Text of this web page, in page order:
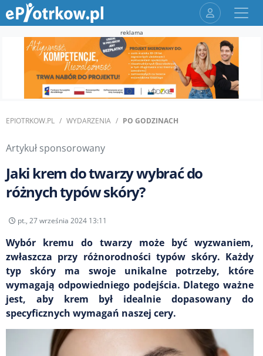
reklama
EPIOTRKOW.PL WYDARZENIA PO GODZINACH
Artykuł sponsorowany
Jaki krem do twarzy wybrać do
różnych typów skóry?
pt., 27 września 2024 13:11
Wybór kremu do twarzy może być wyzwaniem,
zwłaszcza przy różnorodności typów skóry. Każdy
typ skóry ma swoje unikalne potrzeby, które
wymagają odpowiedniego podejścia. Dlatego ważne
jest, aby krem był idealnie dopasowany do
specyficznych wymagań naszej cery.